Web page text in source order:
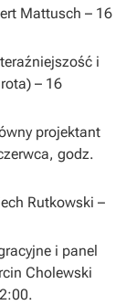
Mattusch – 16
i
– 16
projektant
godz.
Rutkowski –
i panel
Cholewski